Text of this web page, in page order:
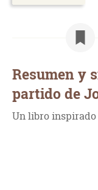
Resumen y
partido de
Un libro